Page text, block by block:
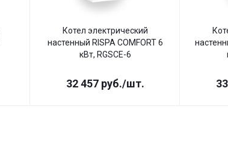
Котел электрический
настенный RISPA COMFORT 6
кВт, RGSCE-6
32 457руб./шт.